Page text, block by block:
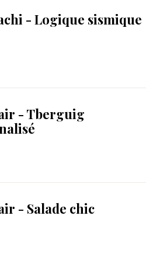
- Logique sismique
- Tberguig
- Salade chic